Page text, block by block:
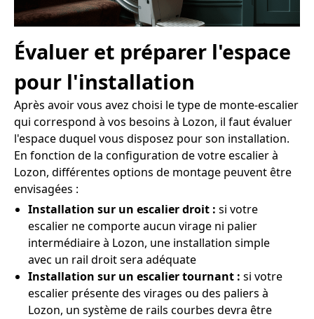
Évaluer et préparer l'espace
pour l'installation
Après avoir vous avez choisi le type de monte-escalier
qui correspond à vos besoins à Lozon, il faut évaluer
l'espace duquel vous disposez pour son installation.
En fonction de la configuration de votre escalier à
Lozon, différentes options de montage peuvent être
envisagées :
Installation sur un escalier droit : si votre
escalier ne comporte aucun virage ni palier
intermédiaire à Lozon, une installation simple
avec un rail droit sera adéquate
Installation sur un escalier tournant : si votre
escalier présente des virages ou des paliers à
Lozon, un système de rails courbes devra être